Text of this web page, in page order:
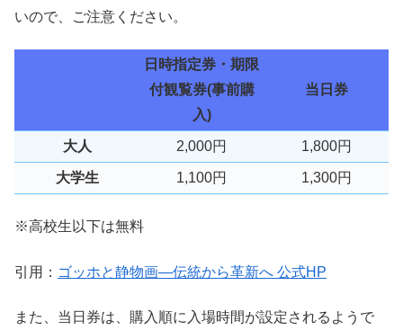
いので、ご注意ください。
日時指定券・期限
付観覧券(事前購
入)
当日券
大人 2,000円 1,800円
大学生 1,100円 1,300円
※高校生以下は無料
引用： ゴッホと静物画―伝統から革新へ 公式HP
また、当日券は、購入順に入場時間が設定されるようで